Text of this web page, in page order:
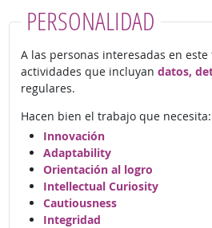
PERSONALIDAD
A las personas interesadas en
actividades que incluyan datos,
regulares.
Hacen bien el trabajo que necesita:
Innovación
Adaptability
Orientación al logro
Intellectual Curiosity
Cautiousness
Integridad